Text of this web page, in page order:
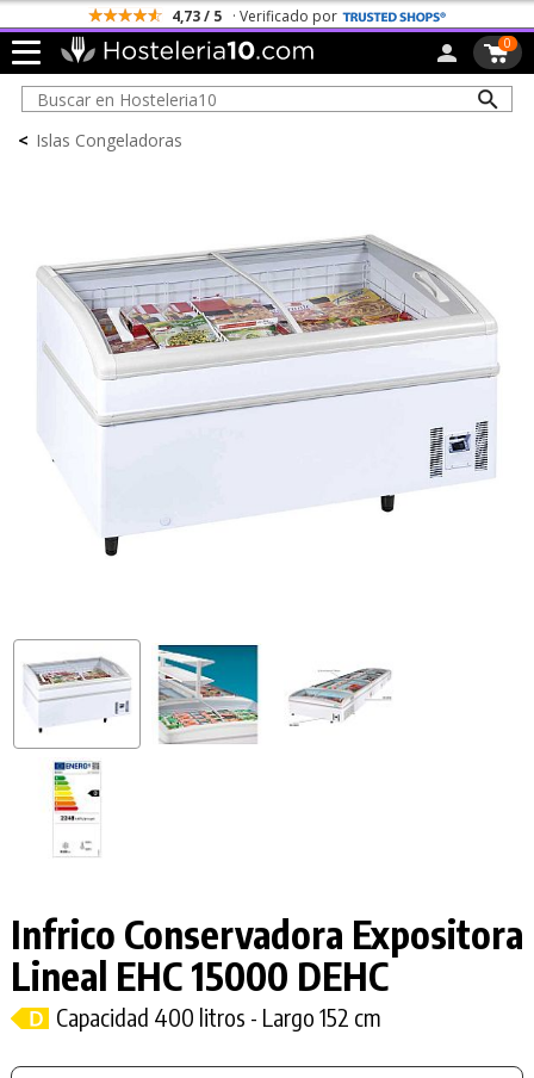
4,73 / 5 · Verificado por
0
< Islas Congeladoras
Infrico Conservadora Expositora
Lineal EHC 15000 DEHC
Capacidad 400 litros - Largo 152 cm